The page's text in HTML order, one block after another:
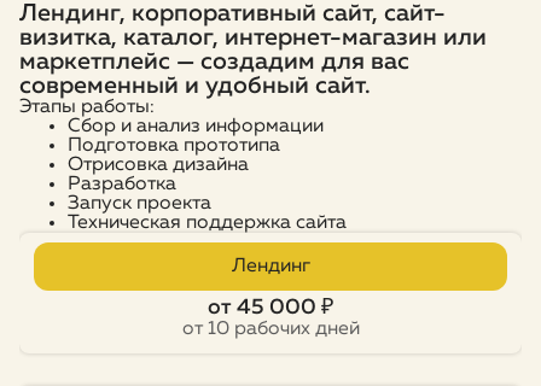
Лендинг, корпоративный сайт, сайт-
визитка, каталог, интернет-магазин или
маркетплейс — создадим для вас
современный и удобный сайт.
Этапы работы:
Сбор и анализ информации
Подготовка прототипа
Отрисовка дизайна
Разработка
Запуск проекта
Техническая поддержка сайта
Лендинг
от 45 000 ₽
от 10 рабочих дней